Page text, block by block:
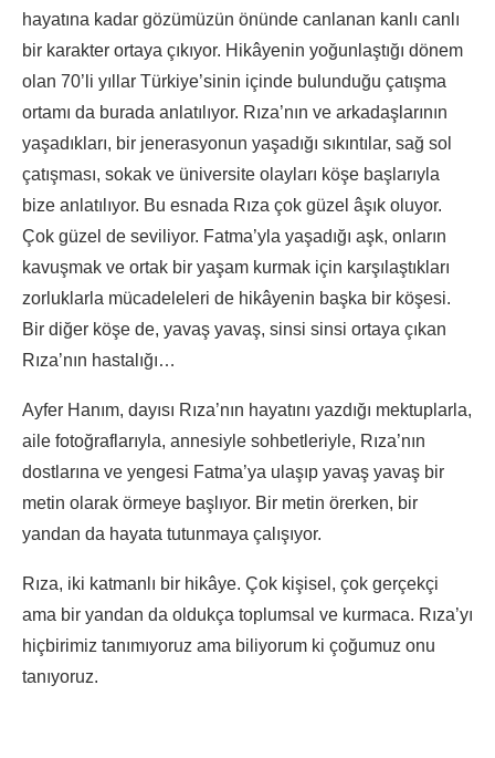
hayatına kadar gözümüzün önünde canlanan kanlı canlı
bir karakter ortaya çıkıyor. Hikâyenin yoğunlaştığı dönem
olan 70’li yıllar Türkiye’sinin içinde bulunduğu çatışma
ortamı da burada anlatılıyor. Rıza’nın ve arkadaşlarının
yaşadıkları, bir jenerasyonun yaşadığı sıkıntılar, sağ sol
çatışması, sokak ve üniversite olayları köşe başlarıyla
bize anlatılıyor. Bu esnada Rıza çok güzel âşık oluyor.
Çok güzel de seviliyor. Fatma’yla yaşadığı aşk, onların
kavuşmak ve ortak bir yaşam kurmak için karşılaştıkları
zorluklarla mücadeleleri de hikâyenin başka bir köşesi.
Bir diğer köşe de, yavaş yavaş, sinsi sinsi ortaya çıkan
Rıza’nın hastalığı…
Ayfer Hanım, dayısı Rıza’nın hayatını yazdığı mektuplarla,
aile fotoğraflarıyla, annesiyle sohbetleriyle, Rıza’nın
dostlarına ve yengesi Fatma’ya ulaşıp yavaş yavaş bir
metin olarak örmeye başlıyor. Bir metin örerken, bir
yandan da hayata tutunmaya çalışıyor.
Rıza, iki katmanlı bir hikâye. Çok kişisel, çok gerçekçi
ama bir yandan da oldukça toplumsal ve kurmaca. Rıza’yı
hiçbirimiz tanımıyoruz ama biliyorum ki çoğumuz onu
tanıyoruz.